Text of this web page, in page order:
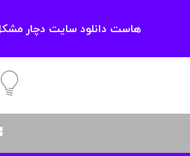
هاست دانلود سایت دچار